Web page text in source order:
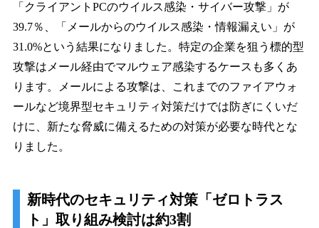
「クライアントPCのウイルス感染・サイバー攻撃」が
39.7％、「メールからのウイルス感染・情報漏えい」が
31.0%という結果になりました。特定の企業を狙う標的型
攻撃はメール経由でマルウェア感染するケースも多くあ
ります。メールによる攻撃は、これまでのファイアウォ
ールなど境界型セキュリティ対策だけでは防ぎにくいだ
けに、新たな脅威に備えるための対策が必要な時代とな
りました。
新時代のセキュリティ対策「ゼロトラス
ト」取り組み検討は約3割